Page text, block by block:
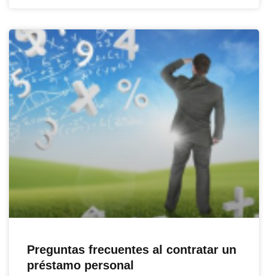
Preguntas frecuentes al contratar un
préstamo personal